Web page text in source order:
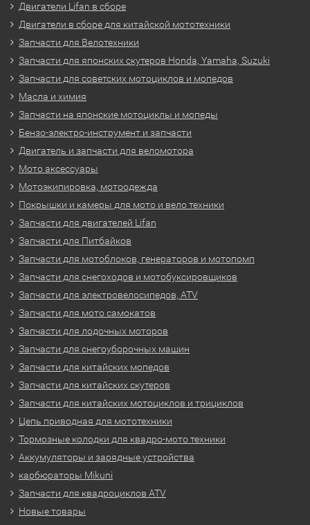
Двигатели Lifan в сборе
Двигатели в сборе для китайской мототехники
Запчасти для Велотехники
Запчасти для японских скутеров Honda, Yamaha, Suzuki
Запчасти для советских мотоциклов и мопедов
Масла и химия
Запчасти на японские мотоциклы и мопеды
Бензо-электро-инструмент и запчасти
Двигатель и запчасти для веломотора
Мото аксессуары
Мотоэкипировка, мотоодежда
Покрышки и камеры для мото и вело техники
Запчасти для двигателей Lifan
Запчасти для Питбайков
Запчасти для мотоблоков, генераторов и мотопомп
Запчасти для снегоходов и мотобуксировщиков
Запчасти для электровелосипедов, ATV
Запчасти для мото самокатов
Запчасти для лодочных моторов
Запчасти для снегоуборочных машин
Запчасти для китайских мопедов
Запчасти для китайских скутеров
Запчасти для китайских мотоциклов и трициклов
Цепь приводная для мототехники
Тормозные колодки для квадро-мото техники
Аккумуляторы и зарядные устройства
карбюраторы Mikuni
Запчасти для квадроциклов ATV
Новые товары